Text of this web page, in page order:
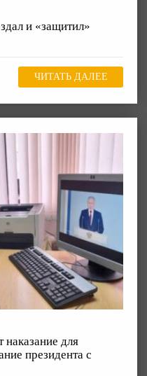
и «защитил»
ЧИТАТЬ ДАЛЕЕ
для
президента с